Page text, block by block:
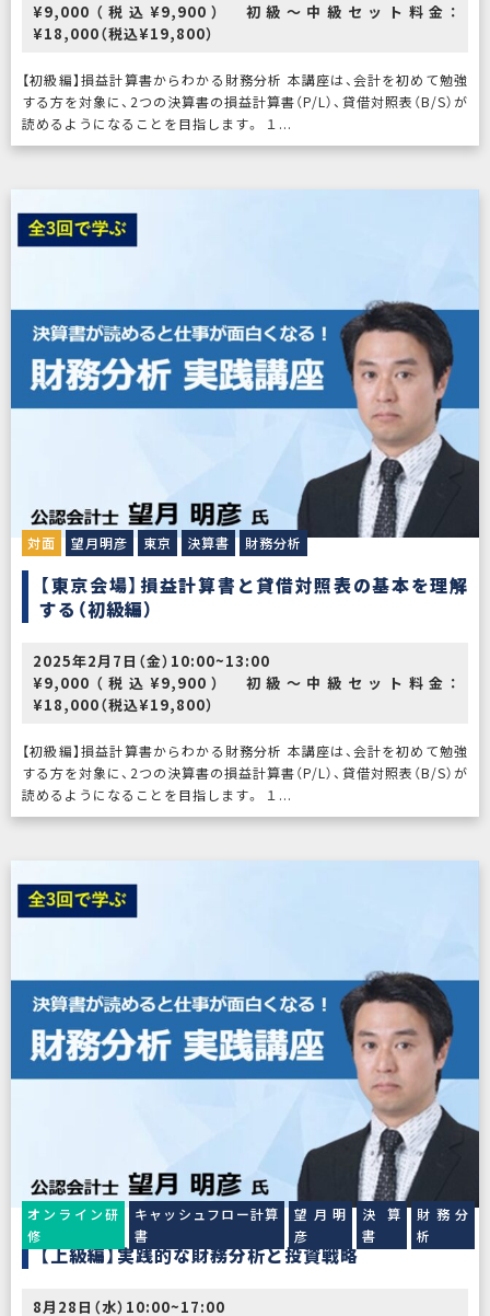
¥9,000（税込¥9,900） 初級～中級セット料金：
¥18,000（税込¥19,800）
【初級編】損益計算書からわかる財務分析 本講座は、会計を初めて勉強
する方を対象に、2つの決算書の損益計算書（P/L）、貸借対照表（B/S）が
読めるようになることを目指します。 １...
対面 望月明彦 東京 決算書 財務分析
【東京会場】損益計算書と貸借対照表の基本を理解
する（初級編）
2025年2月7日（金）10:00~13:00
¥9,000（税込¥9,900） 初級～中級セット料金：
¥18,000（税込¥19,800）
【初級編】損益計算書からわかる財務分析 本講座は、会計を初めて勉強
する方を対象に、2つの決算書の損益計算書（P/L）、貸借対照表（B/S）が
読めるようになることを目指します。 １...
オンライン研
修
キャッシュフロー計算
書
望月明
彦
決算
書
財務分
析
【上級編】実践的な財務分析と投資戦略
8月28日（水）10:00~17:00